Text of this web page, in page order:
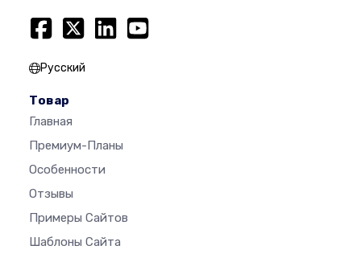
Русский
Товар
Главная
Премиум-Планы
Особенности
Отзывы
Примеры Сайтов
Шаблоны Сайта